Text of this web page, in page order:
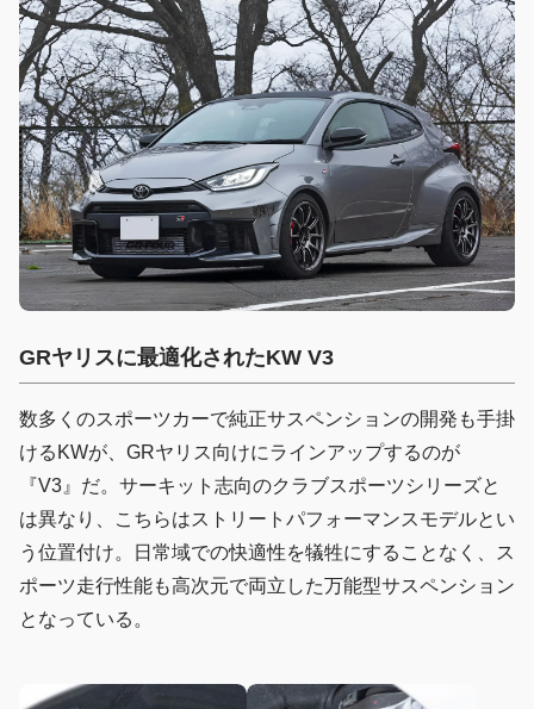
GRヤリスに最適化されたKW V3
数多くのスポーツカーで純正サスペンションの開発も手掛
けるKWが、GRヤリス向けにラインアップするのが
『V3』だ。サーキット志向のクラブスポーツシリーズと
は異なり、こちらはストリートパフォーマンスモデルとい
う位置付け。日常域での快適性を犠牲にすることなく、ス
ポーツ走行性能も高次元で両立した万能型サスペンション
となっている。